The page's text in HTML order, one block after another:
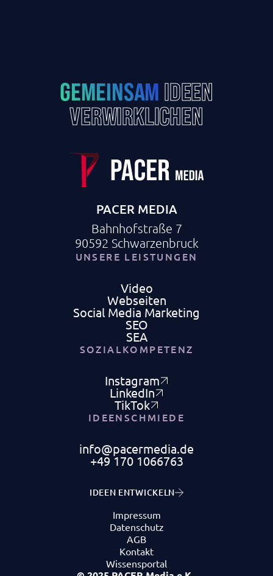
GEMEINSAM IDEEN
VERWIRKLICHEN
PACER MEDIA
Bahnhofstraße 7
90592 Schwarzenbruck
UNSERE LEISTUNGEN
Video
Webseiten
Social Media Marketing
SEO
SEA
SOZIALKOMPETENZ
Instagram
LinkedIn
TikTok
IDEENSCHMIEDE
info@pacermedia.de
‭+49 170 1066763‬
IDEEN ENTWICKELN
Impressum
Datenschutz
AGB
Kontakt
Wissensportal